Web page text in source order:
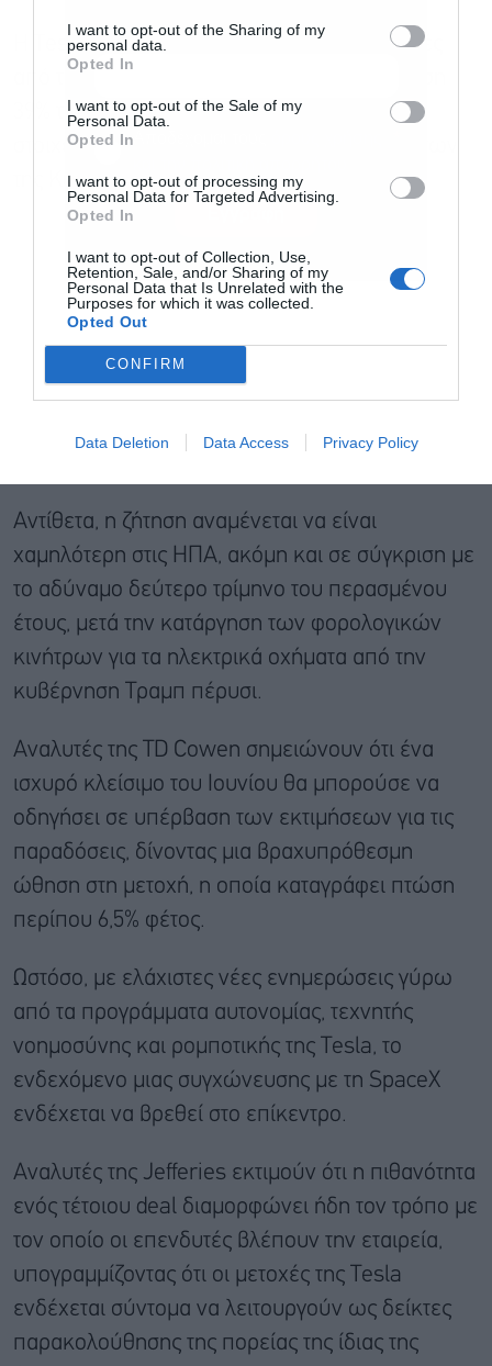
I want to opt-out of the Sharing of my
personal data.
Opted In
I want to opt-out of the Sale of my
Personal Data.
Opted In
I want to opt-out of processing my
Personal Data for Targeted Advertising.
Opted In
I want to opt-out of Collection, Use,
Retention, Sale, and/or Sharing of my
Personal Data that Is Unrelated with the
Purposes for which it was collected.
Opted Out
CONFIRM
Data Deletion Data Access Privacy Policy
Η Tesla είδε επίσης βελτίωση στις αποστολές
από το εργοστάσιό της στη Σαγκάη, με αύξηση
39% τον Μάιο, σύμφωνα με προκαταρκτικά
στοιχεία της Ένωσης Επιβατηγών Αυτοκινήτων
της Κίνας.
Αντίθετα, η ζήτηση αναμένεται να είναι
χαμηλότερη στις ΗΠΑ, ακόμη και σε σύγκριση με
το αδύναμο δεύτερο τρίμηνο του περασμένου
έτους, μετά την κατάργηση των φορολογικών
κινήτρων για τα ηλεκτρικά οχήματα από την
κυβέρνηση Τραμπ πέρυσι.
Αναλυτές της TD Cowen σημειώνουν ότι ένα
ισχυρό κλείσιμο του Ιουνίου θα μπορούσε να
οδηγήσει σε υπέρβαση των εκτιμήσεων για τις
παραδόσεις, δίνοντας μια βραχυπρόθεσμη
ώθηση στη μετοχή, η οποία καταγράφει πτώση
περίπου 6,5% φέτος.
Ωστόσο, με ελάχιστες νέες ενημερώσεις γύρω
από τα προγράμματα αυτονομίας, τεχνητής
νοημοσύνης και ρομποτικής της Tesla, το
ενδεχόμενο μιας συγχώνευσης με τη SpaceX
ενδέχεται να βρεθεί στο επίκεντρο.
Αναλυτές της Jefferies εκτιμούν ότι η πιθανότητα
ενός τέτοιου deal διαμορφώνει ήδη τον τρόπο με
τον οποίο οι επενδυτές βλέπουν την εταιρεία,
υπογραμμίζοντας ότι οι μετοχές της Tesla
ενδέχεται σύντομα να λειτουργούν ως δείκτες
παρακολούθησης της πορείας της ίδιας της
Αποδέχομαι τους